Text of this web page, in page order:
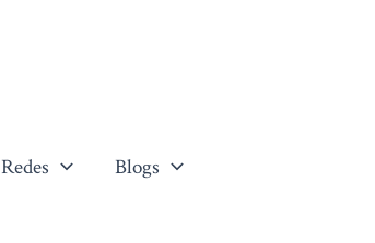
Redes Blogs